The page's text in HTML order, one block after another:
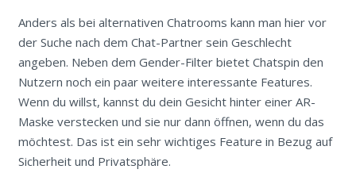
Anders als bei alternativen Chatrooms kann man hier vor
der Suche nach dem Chat-Partner sein Geschlecht
angeben. Neben dem Gender-Filter bietet Chatspin den
Nutzern noch ein paar weitere interessante Features.
Wenn du willst, kannst du dein Gesicht hinter einer AR-
Maske verstecken und sie nur dann öffnen, wenn du das
möchtest. Das ist ein sehr wichtiges Feature in Bezug auf
Sicherheit und Privatsphäre.